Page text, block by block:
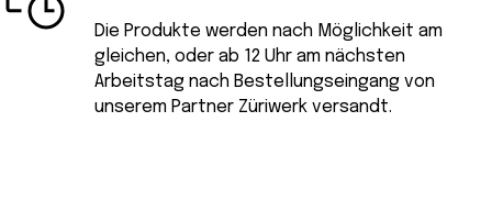
Die Produkte werden nach Möglichkeit am
gleichen, oder ab 12 Uhr am nächsten
Arbeitstag nach Bestellungseingang von
unserem Partner Züriwerk versandt.